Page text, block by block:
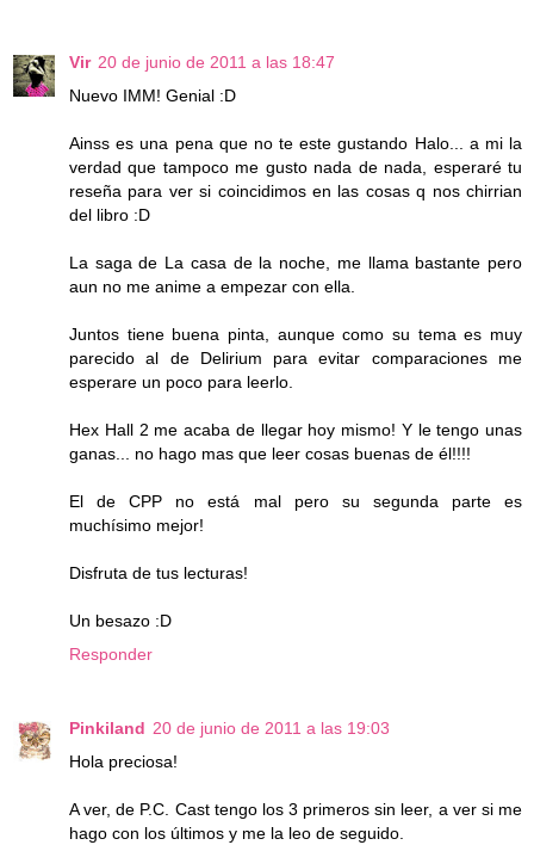
Vir 20 de junio de 2011 a las 18:47
Nuevo IMM! Genial :D
Ainss es una pena que no te este gustando Halo... a mi la
verdad que tampoco me gusto nada de nada, esperaré tu
reseña para ver si coincidimos en las cosas q nos chirrian
del libro :D
La saga de La casa de la noche, me llama bastante pero
aun no me anime a empezar con ella.
Juntos tiene buena pinta, aunque como su tema es muy
parecido al de Delirium para evitar comparaciones me
esperare un poco para leerlo.
Hex Hall 2 me acaba de llegar hoy mismo! Y le tengo unas
ganas... no hago mas que leer cosas buenas de él!!!!
El de CPP no está mal pero su segunda parte es
muchísimo mejor!
Disfruta de tus lecturas!
Un besazo :D
Responder
Pinkiland 20 de junio de 2011 a las 19:03
Hola preciosa!
A ver, de P.C. Cast tengo los 3 primeros sin leer, a ver si me
hago con los últimos y me la leo de seguido.